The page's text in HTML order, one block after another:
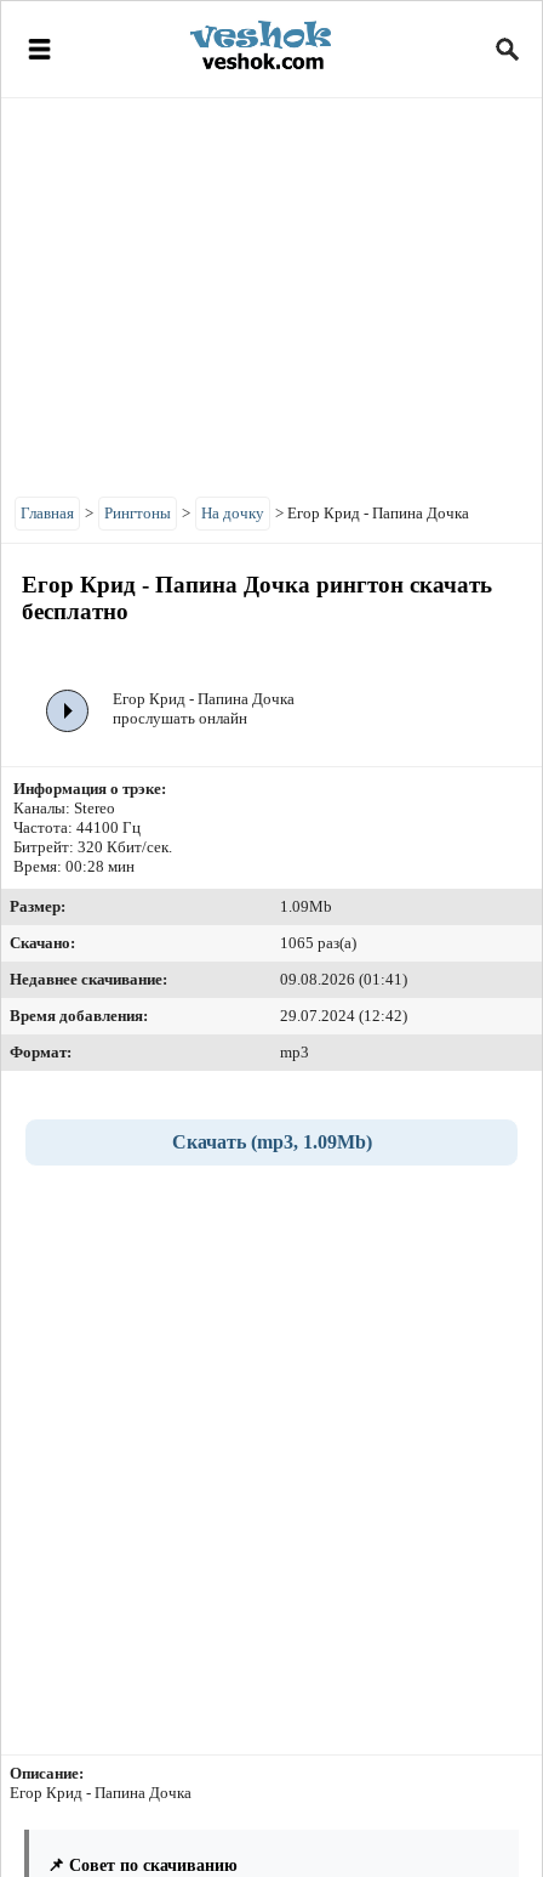
Главная > Рингтоны > На дочку > Егор Крид - Папина Дочка
Егор Крид - Папина Дочка рингтон скачать
бесплатно
Егор Крид - Папина Дочка
прослушать онлайн
Информация о трэке:
Каналы: Stereo
Частота: 44100 Гц
Битрейт: 320 Кбит/сек.
Время: 00:28 мин
Размер:
1.09Mb
Скачано:
1065 раз(а)
Недавнее скачивание:
09.08.2026 (01:41)
Время добавления:
29.07.2024 (12:42)
Формат:
mp3
Скачать (mp3, 1.09Mb)
Описание:
Егор Крид - Папина Дочка
📌 Совет по скачиванию